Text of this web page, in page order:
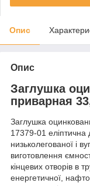
Опис
Опис
Заглушка
приварная
Заглушка
17379-01
низьколегованої і
виготовлення
кінцевих отворів в
енергетичної,